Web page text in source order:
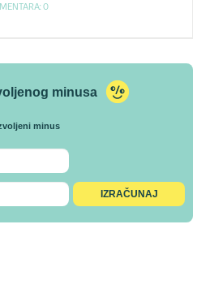
0
minusa
minus